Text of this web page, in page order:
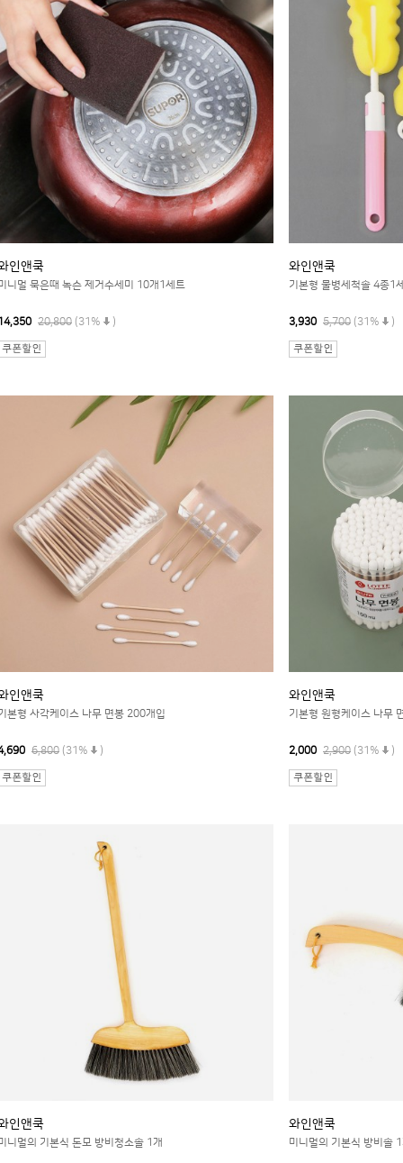
인앤쿡
니멀 묵은때 녹슨 제거수세미 10개1세트
20,800 (31% )
와인앤쿡
기본형 물병세척솔 4종1
3,930 5,700 (31% )
인앤쿡
본형 사각케이스 나무 면봉 200개입
6,800 (31% )
와인앤쿡
기본형 원형케이스 나무
2,000 2,900 (31% )
인앤쿡
니멀의 기본식 돈모 방비청소솔 1개
와인앤쿡
미니멀의 기본식 방비솔